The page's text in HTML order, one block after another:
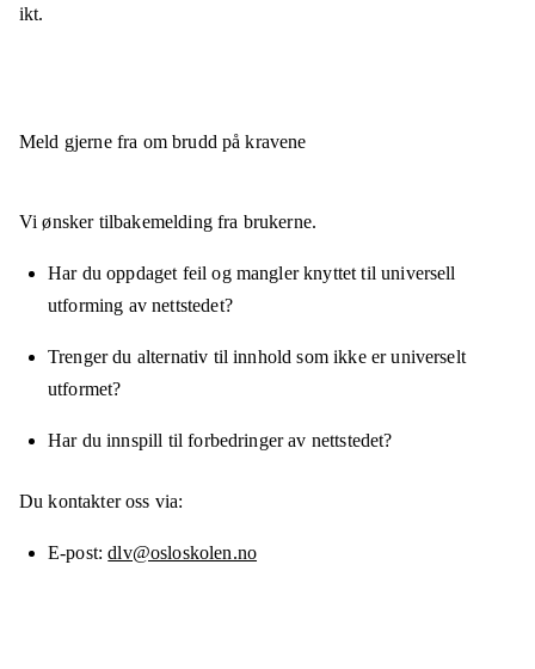
ikt.
Meld gjerne fra om brudd på kravene
Vi ønsker tilbakemelding fra brukerne.
Har du oppdaget feil og mangler knyttet til universell
utforming av nettstedet?
Trenger du alternativ til innhold som ikke er universelt
utformet?
Har du innspill til forbedringer av nettstedet?
Du kontakter oss via:
E-post dlv@osloskolen.no